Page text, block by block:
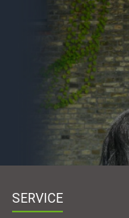
SERVICE